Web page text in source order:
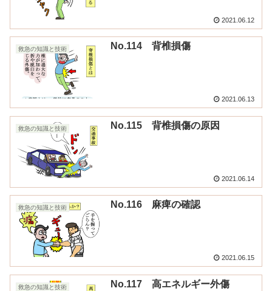
2021.06.12
救急の知識と技術 No.114 背椎損傷
2021.06.13
救急の知識と技術 No.115 背椎損傷の原因
2021.06.14
救急の知識と技術 No.116 麻痺の確認
2021.06.15
救急の知識と技術 No.117 高エネルギー外傷